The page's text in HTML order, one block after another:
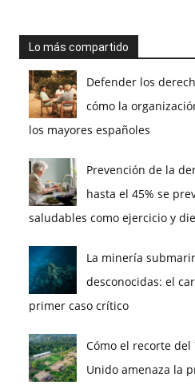
Lo más compartido
Defender los
cómo la
los mayores españoles
Prevención de la
hasta el 45% se
saludables como ejercicio y
La minería
desconocidas: el
primer caso crítico
Cómo el recorte del
Unido amenaza la